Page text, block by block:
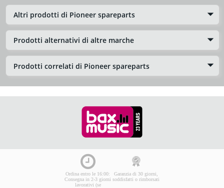
Altri prodotti di Pioneer spareparts
Prodotti alternativi di altre marche
Prodotti correlati di Pioneer spareparts
Ordina entro le 16:00:
Consegna in 2-3 giorni
lavorativi (se
Garanzia di 30 giorni,
soddisfatti o rimborsati